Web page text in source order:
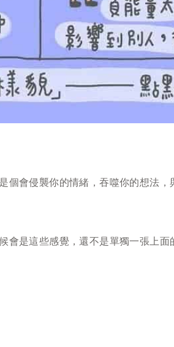
個會侵襲你的情緒，吞噬你的想法，
會是這些感覺，還不是單獨一張上面